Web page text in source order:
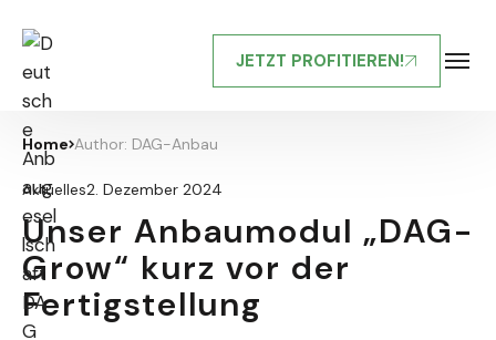
JETZT PROFITIEREN!
Home Author: DAG-Anbau
Aktuelles2. Dezember 2024
Unser Anbaumodul „DAG-
Grow“ kurz vor der
Fertigstellung